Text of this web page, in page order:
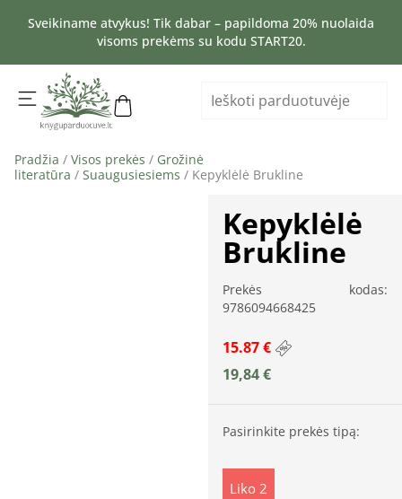
Sveikiname atvykus! Tik dabar – papildoma 20% nuolaida
visoms prekėms su kodu START20.
Pradžia / Visos prekės / Grožinė
literatūra / Suaugusiesiems / Kepyklėlė Brukline
Kepyklėlė
Brukline
Prekės kodas:
9786094668425
15.87 €
19,84€
Pasirinkite prekės tipą:
Liko 2